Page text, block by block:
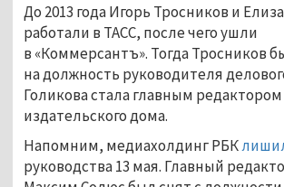
До 2013 года Игорь Тросников и
работали в ТАСС, после чего ушли
в «Коммерсантъ». Тогда Тросников
на должность руководителя
Голикова стала главным редактором
издательского дома.
Напомним, медиахолдинг РБК
руководства 13 мая. Главный